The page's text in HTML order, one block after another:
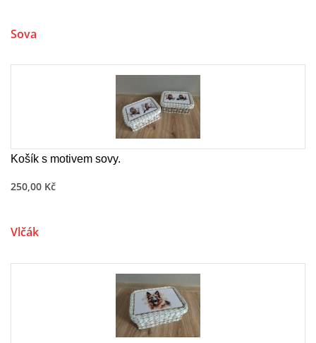
Sova
Košík s motivem sovy.
250,00 Kč
Vlčák